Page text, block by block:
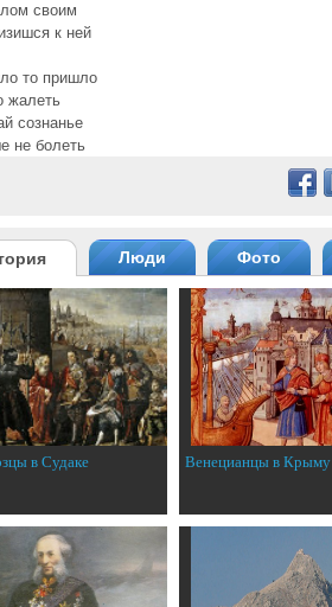
своим
к ней
то пришло
жалеть
сознанье
не болеть
Люди Фото
в Судаке Венецианцы в Крыму